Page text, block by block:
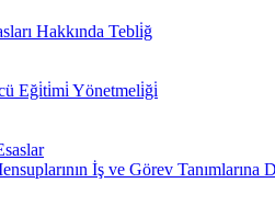
Hakkında Tebli̇ğ
Eği̇ti̇mi̇ Yönetmeli̇ği̇
İş ve Görev Tanımlarına